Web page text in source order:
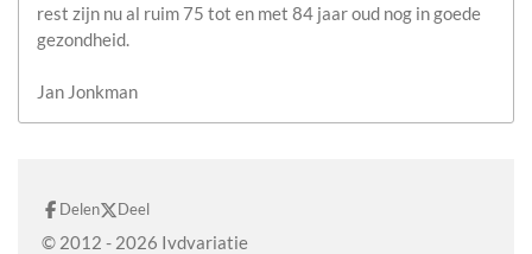
rest zijn nu al ruim 75 tot en met 84 jaar oud nog in goede
gezondheid.
Jan Jonkman
Delen Deel
© 2012 - 2026 Ivdvariatie